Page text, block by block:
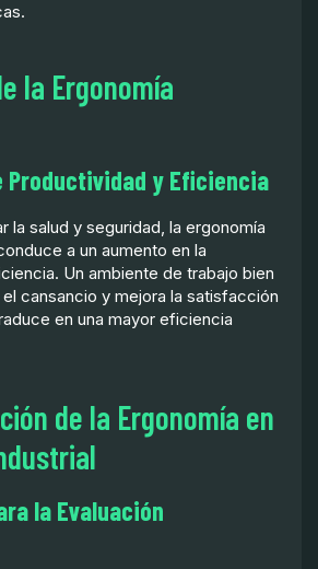
la Ergonomía
Productividad y Eficiencia
la salud y seguridad, la ergonomía
a un aumento en la
Un ambiente de trabajo bien
cansancio y mejora la satisfacción
en una mayor eficiencia
de la Ergonomía en
la Evaluación